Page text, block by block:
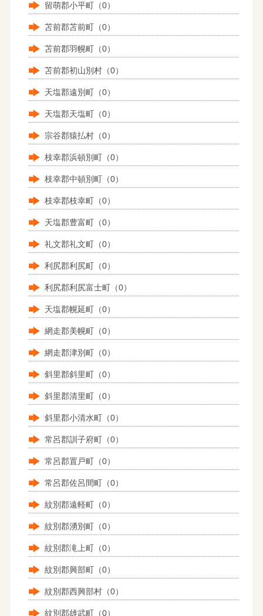
留萌郡小平町（0）
苫前郡苫前町（0）
苫前郡羽幌町（0）
苫前郡初山別村（0）
天塩郡遠別町（0）
天塩郡天塩町（0）
宗谷郡猿払村（0）
枝幸郡浜頓別町（0）
枝幸郡中頓別町（0）
枝幸郡枝幸町（0）
天塩郡豊富町（0）
礼文郡礼文町（0）
利尻郡利尻町（0）
利尻郡利尻富士町（0）
天塩郡幌延町（0）
網走郡美幌町（0）
網走郡津別町（0）
斜里郡斜里町（0）
斜里郡清里町（0）
斜里郡小清水町（0）
常呂郡訓子府町（0）
常呂郡置戸町（0）
常呂郡佐呂間町（0）
紋別郡遠軽町（0）
紋別郡湧別町（0）
紋別郡滝上町（0）
紋別郡興部町（0）
紋別郡西興部村（0）
紋別郡雄武町（0）